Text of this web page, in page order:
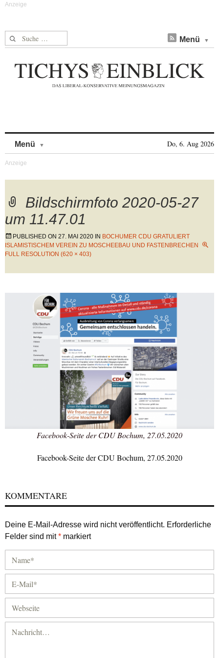
Suche nach: Menü
Menü Do, 6. Aug 2026
Bildschirmfoto 2020-05-27
um 11.47.01
PUBLISHED ON 27. MAI 2020 IN BOCHUMER CDU GRATULIERT
ISLAMISTISCHEM VEREIN ZU MOSCHEEBAU UND FASTENBRECHEN
FULL RESOLUTION (620 × 403)
Facebook-Seite der CDU Bochum, 27.05.2020
Facebook-Seite der CDU Bochum, 27.05.2020
KOMMENTARE
Deine E-Mail-Adresse wird nicht veröffentlicht. Erforderliche
Felder sind mit* markiert